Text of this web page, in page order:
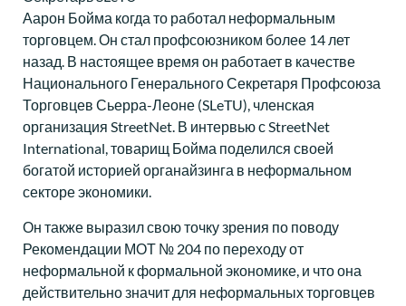
Аарон Бойма когда то работал неформальным
торговцем. Он стал профсоюзником более 14 лет
назад. В настоящее время он работает в качестве
Национального Генерального Секретаря Профсоюза
Торговцев Сьерра-Леоне (SLeTU), членская
организация StreetNet. В интервью с StreetNet
International, товарищ Бойма поделился своей
богатой историей органайзинга в неформальном
секторе экономики.
Он также выразил свою точку зрения по поводу
Рекомендации МОТ № 204 по переходу от
неформальной к формальной экономике, и что она
действительно значит для неформальных торговцев